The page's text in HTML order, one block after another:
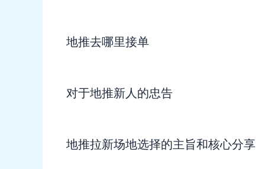
地推去哪里接单
对于地推新人的忠告
地推拉新场地选择的主旨和核心分享